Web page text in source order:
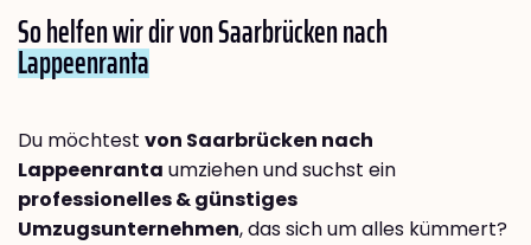
So helfen wir dir von Saarbrücken nach
Lappeenranta
Du möchtest von Saarbrücken nach
Lappeenranta umziehen und suchst ein
professionelles & günstiges
Umzugsunternehmen, das sich um alles kümmert?